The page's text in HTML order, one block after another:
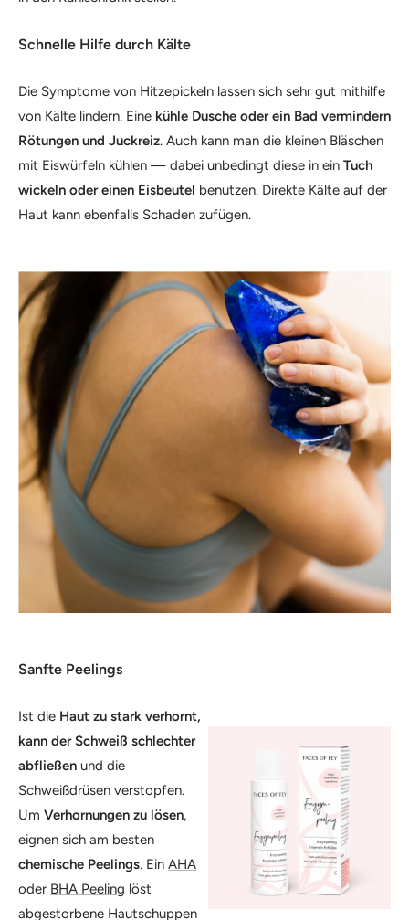
Schnelle Hilfe durch Kälte
Die Symptome von Hitzepickeln lassen sich sehr gut mithilfe
von Kälte lindern. Eine kühle Dusche oder ein Bad vermindern
Rötungen und Juckreiz. Auch kann man die kleinen Bläschen
mit Eiswürfeln kühlen — dabei unbedingt diese in ein Tuch
wickeln oder einen Eisbeutel benutzen. Direkte Kälte auf der
Haut kann ebenfalls Schaden zufügen.
Sanfte Peelings
Ist die Haut zu stark verhornt,
kann der Schweiß schlechter
abfließen und die
Schweißdrüsen verstopfen.
Um Verhornungen zu lösen,
eignen sich am besten
chemische Peelings. Ein AHA
oder BHA Peeling löst
abgestorbene Hautschuppen